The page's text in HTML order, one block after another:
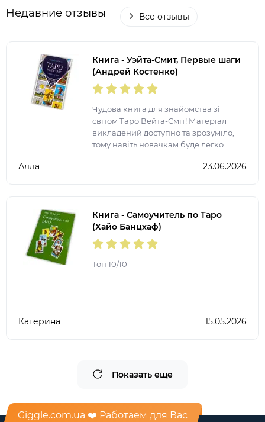
Недавние отзывы Все отзывы
Книга - Уэйта-Смит, Первые шаги
(Андрей Костенко)
Чудова книга для знайомства зі
світом Таро Вейта-Сміт! Матеріал
викладений доступно та зрозуміло,
тому навіть новачкам буде легко
картами. Особливо сподобалося, що в
Алла 23.06.2026
Книга - Самоучитель по Таро
(Хайо Банцхаф)
Топ 10/10
Катерина 15.05.2026
Показать еще
Giggle.com.ua ❤️ Работаем для Вас